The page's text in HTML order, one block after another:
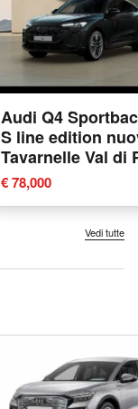
Audi Q4
S line edition
Tavarnelle Val di
€ 78,000
Vedi tutte